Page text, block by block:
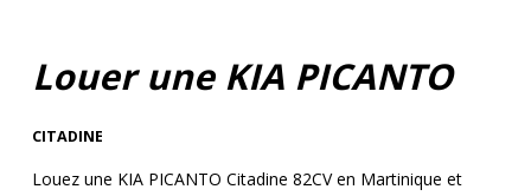
Louer une KIA PICANTO
CITADINE
Louez une KIA PICANTO Citadine 82CV en Martinique et